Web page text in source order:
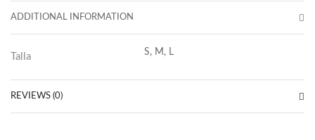
ADDITIONAL INFORMATION
Talla S, M, L
REVIEWS (0)